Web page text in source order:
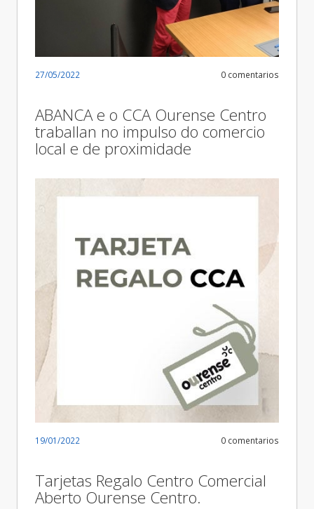
27/05/2022 0 comentarios
ABANCA e o CCA Ourense Centro
traballan no impulso do comercio
local e de proximidade
19/01/2022 0 comentarios
Tarjetas Regalo Centro Comercial
Aberto Ourense Centro.